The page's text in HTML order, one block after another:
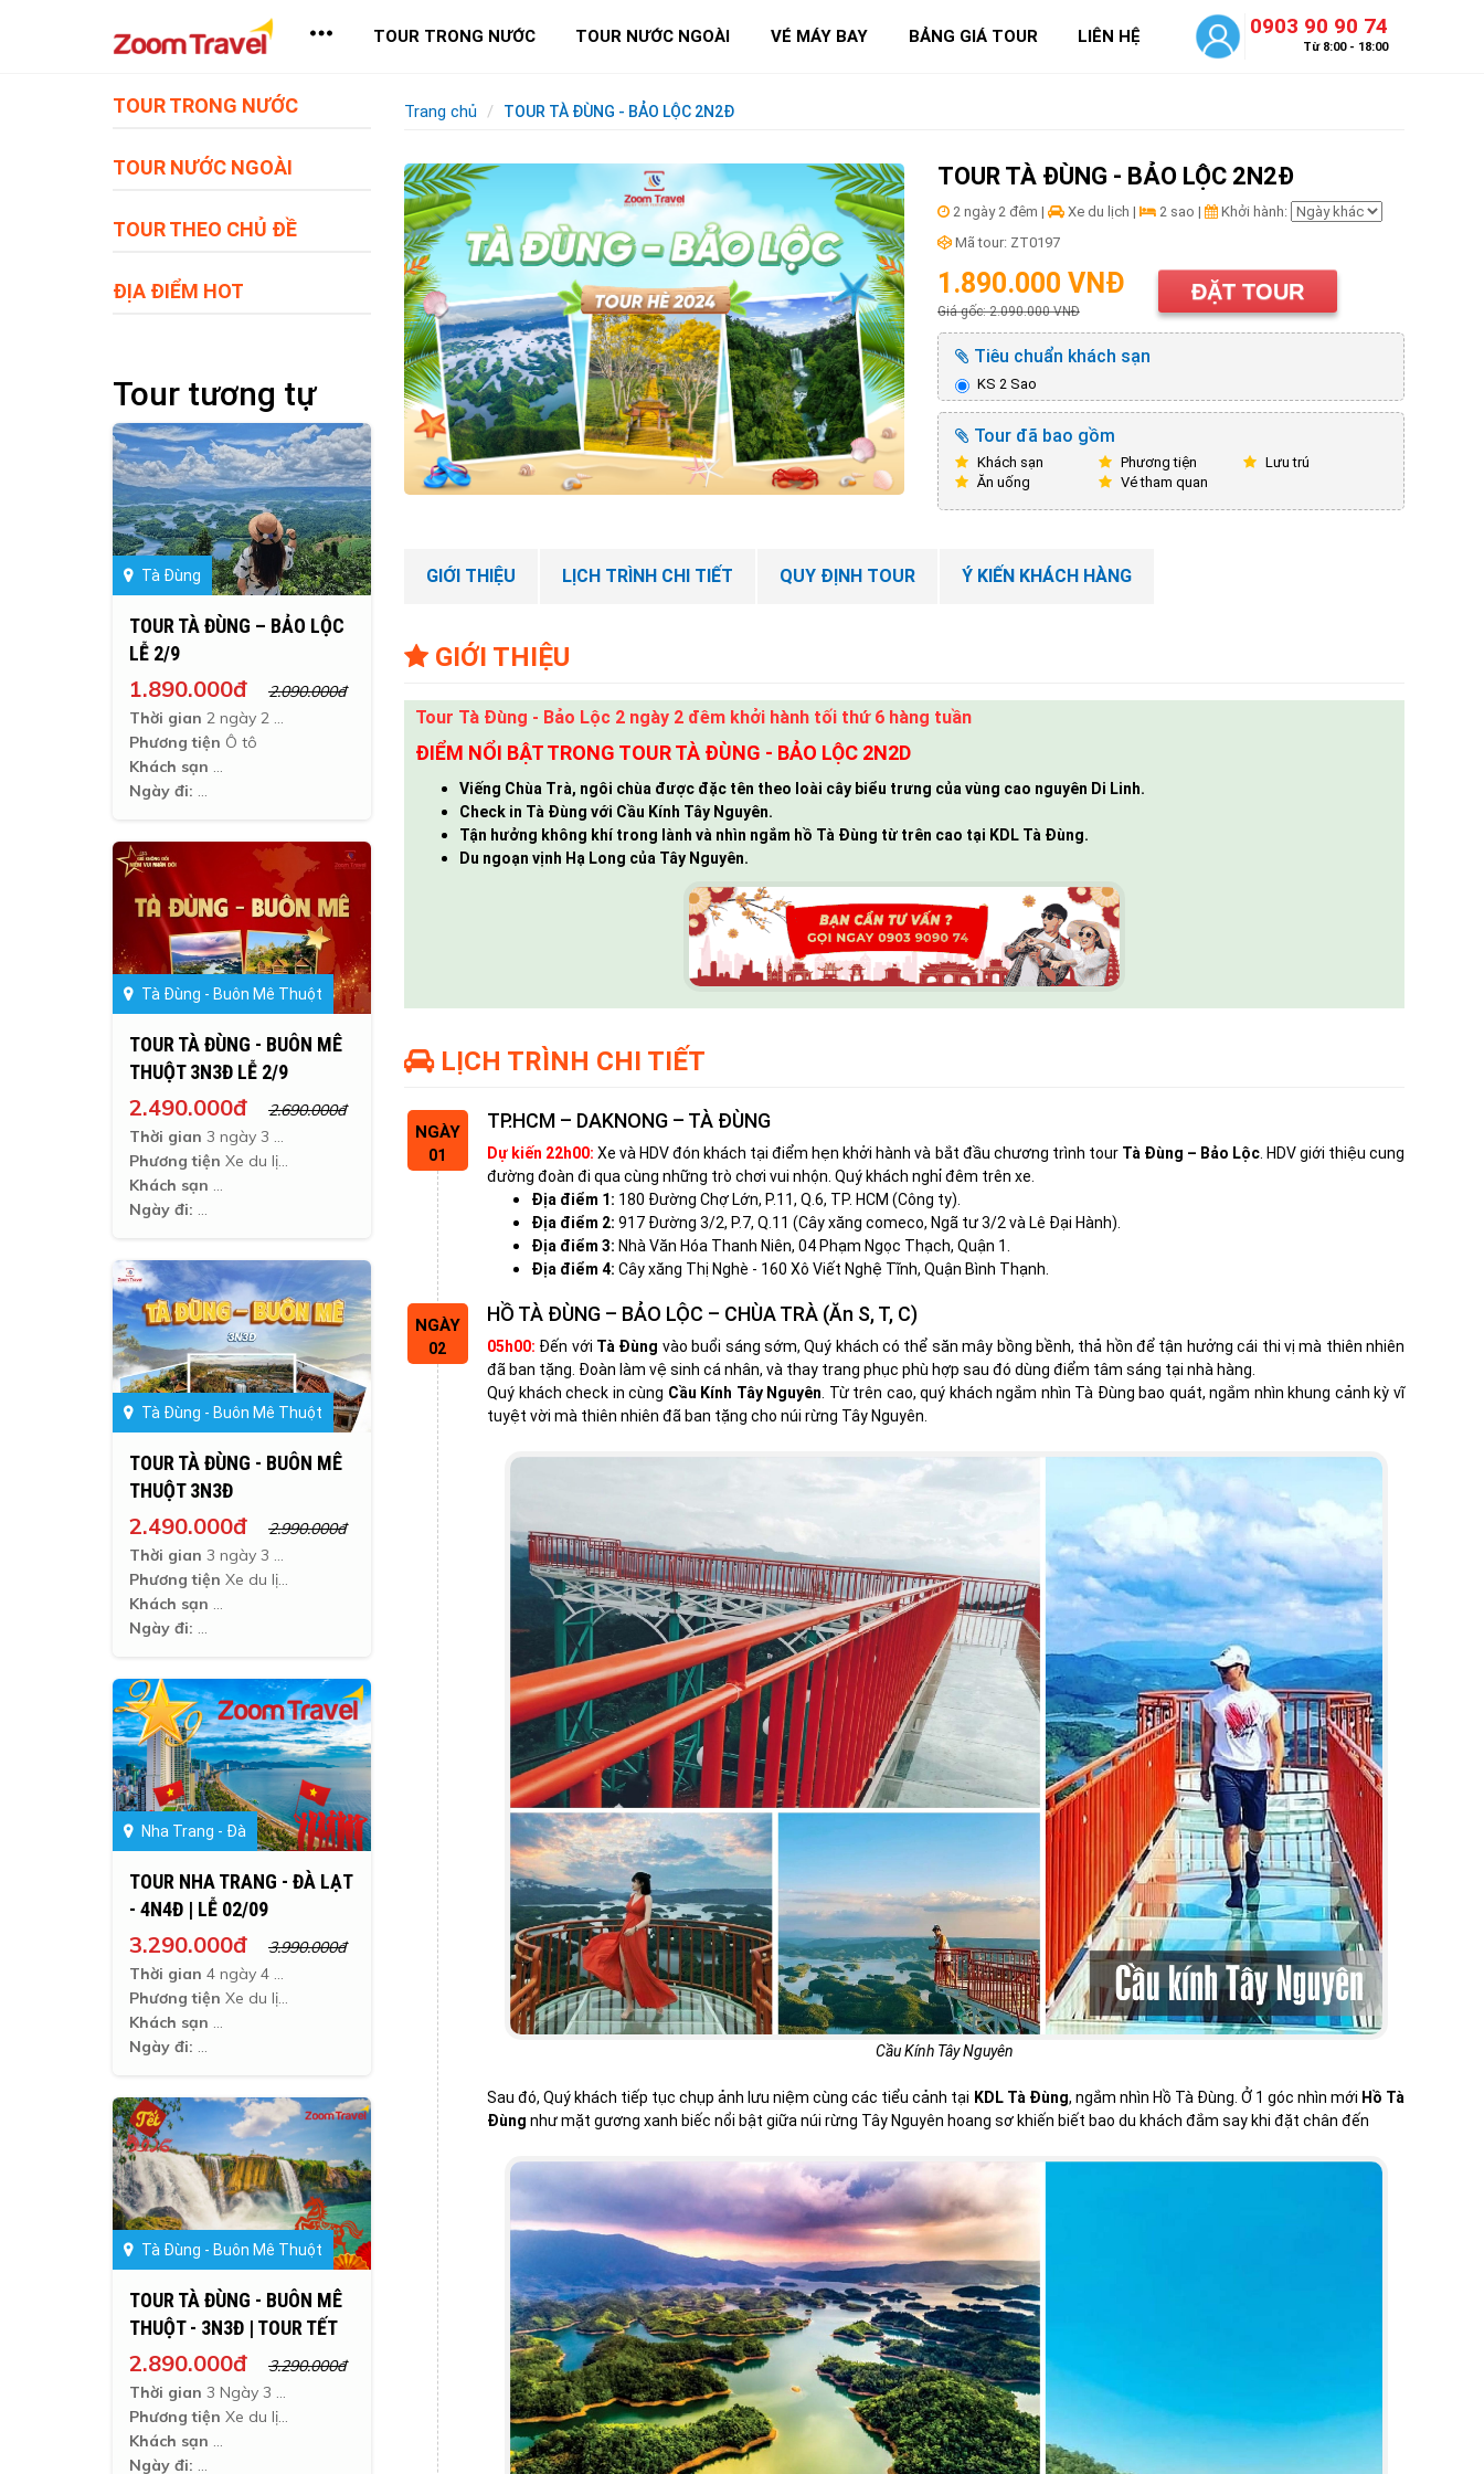
TOUR TRONG NƯỚC TOUR NƯỚC NGOÀI VÉ MÁY BAY BẢNG GIÁ TOUR LIÊN HỆ 0903 90 90 74
Từ 8:00 - 18:00
TOUR TRONG NƯỚC
TOUR NƯỚC NGOÀI
TOUR THEO CHỦ ĐỀ
ĐỊA ĐIỂM HOT
Tour tương tự
Tà Đùng
TOUR TÀ ĐÙNG – BẢO LỘC
LỄ 2/9
1.890.000đ
2.090.000đ
Thời gian 2 ngày 2 đêm
Phương tiện Ô tô
Khách sạn
Ngày đi:
Tà Đùng - Buôn Mê Thuột
TOUR TÀ ĐÙNG - BUÔN MÊ
THUỘT 3N3Đ LỄ 2/9
2.490.000đ
2.690.000đ
Thời gian 3 ngày 3 đêm
Phương tiện Xe du lịch
Khách sạn
Ngày đi:
Tà Đùng - Buôn Mê Thuột
TOUR TÀ ĐÙNG - BUÔN MÊ
THUỘT 3N3Đ
2.490.000đ
2.990.000đ
Thời gian 3 ngày 3 đêm
Phương tiện Xe du lịch
Khách sạn
Ngày đi:
Nha Trang - Đà
TOUR NHA TRANG - ĐÀ LẠT
- 4N4Đ | LỄ 02/09
3.290.000đ
3.990.000đ
Thời gian 4 ngày 4 đêm
Phương tiện Xe du lịch
Khách sạn
Ngày đi:
Tà Đùng - Buôn Mê Thuột
TOUR TÀ ĐÙNG - BUÔN MÊ
THUỘT - 3N3Đ | TOUR TẾT
2026
2.890.000đ
3.290.000đ
Thời gian 3 Ngày 3 Đêm
Phương tiện Xe du lịch ghế ngã
Khách sạn
Ngày đi:
Trang chủ TOUR TÀ ĐÙNG - BẢO LỘC 2N2Đ
TOUR TÀ ĐÙNG - BẢO LỘC 2N2Đ
2 ngày 2 đêm | Xe du lịch | 2 sao |
Khởi hành:
Mã tour: ZT0197
1.890.000 VNĐ
Giá gốc: 2.090.000 VNĐ
ĐẶT TOUR
Tiêu chuẩn khách sạn
KS 2 Sao
Tour đã bao gồm
Khách sạn Phương tiện
Lưu trú
Ăn uống
Vé tham quan
GIỚI THIỆU LỊCH TRÌNH CHI TIẾT QUY ĐỊNH TOUR Ý KIẾN KHÁCH HÀNG
GIỚI THIỆU
Tour Tà Đùng - Bảo Lộc 2 ngày 2 đêm khởi hành tối thứ 6 hàng tuần
ĐIỂM NỔI BẬT TRONG TOUR TÀ ĐÙNG - BẢO LỘC 2N2D
Viếng Chùa Trà, ngôi chùa được đặc tên theo loài cây biểu trưng của vùng cao nguyên Di Linh.
Check in Tà Đùng với Cầu Kính Tây Nguyên.
Tận hưởng không khí trong lành và nhìn ngắm hồ Tà Đùng từ trên cao tại KDL Tà Đùng.
Du ngoạn vịnh Hạ Long của Tây Nguyên.
LỊCH TRÌNH CHI TIẾT
NGÀY
01
TP.HCM – DAKNONG – TÀ ĐÙNG
Dự kiến 22h00:Xe và HDV đón khách tại điểm hẹn khởi hành và bắt đầu chương trình tour Tà Đùng – Bảo Lộc. HDV giới thiệu cung
đường đoàn đi qua cùng những trò chơi vui nhộn. Quý khách nghỉ đêm trên xe.
Địa điểm 1: 180 Đường Chợ Lớn, P.11, Q.6, TP. HCM (Công ty).
Địa điểm 2: 917 Đường 3/2, P.7, Q.11 (Cây xăng comeco, Ngã tư 3/2 và Lê Đại Hành).
Địa điểm 3: Nhà Văn Hóa Thanh Niên, 04 Phạm Ngọc Thạch, Quận 1.
Địa điểm 4: Cây xăng Thị Nghè - 160 Xô Viết Nghệ Tĩnh, Quận Bình Thạnh.
NGÀY
02
HỒ TÀ ĐÙNG – BẢO LỘC – CHÙA TRÀ (Ăn S, T, C)
05h00: Đến với Tà Đùng vào buổi sáng sớm, Quý khách có thể săn mây bồng bềnh, thả hồn để tận hưởng cái thi vị mà thiên nhiên
đã ban tặng. Đoàn làm vệ sinh cá nhân, và thay trang phục phù hợp sau đó dùng điểm tâm sáng tại nhà hàng.
Quý khách check in cùng Cầu Kính Tây Nguyên . Từ trên cao, quý khách ngắm nhìn Tà Đùng bao quát, ngắm nhìn khung cảnh kỳ vĩ
tuyệt vời mà thiên nhiên đã ban tặng cho núi rừng Tây Nguyên.
Cầu Kính Tây Nguyên
Sau đó, Quý khách tiếp tục chụp ảnh lưu niệm cùng các tiểu cảnh tại KDL Tà Đùng, ngắm nhìn Hồ Tà Đùng. Ở 1 góc nhìn mới Hồ Tà
Đùng như mặt gương xanh biếc nổi bật giữa núi rừng Tây Nguyên hoang sơ khiến biết bao du khách đắm say khi đặt chân đến